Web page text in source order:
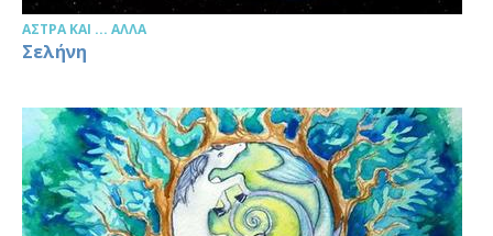
ΆΣΤΡΑ ΚΑΙ ... ΆΛΛΑ
Σελήνη